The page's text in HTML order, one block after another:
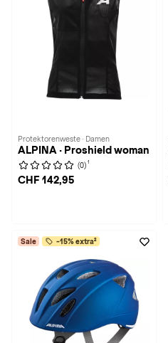
Protektorenweste · Damen
ALPINA · Proshield woman
(0) 1
CHF 142,95
Sale -15% extra²